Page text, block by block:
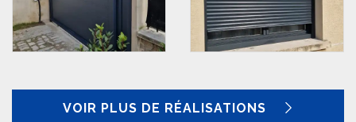
VOIR PLUS DE RÉALISATIONS